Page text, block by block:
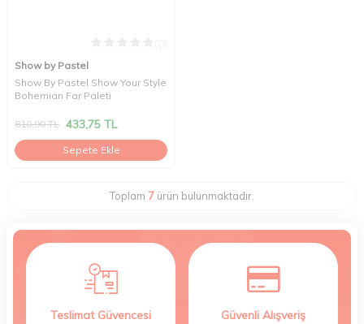
Show by Pastel
Show By Pastel Show Your Style
Bohemian Far Paleti
810,90TL 433,75 TL
Sepete Ekle
Toplam 7 ürün bulunmaktadır.
Teslimat Güvencesi Güvenli Alışveriş